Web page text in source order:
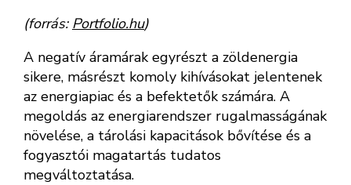
(forrás: Portfolio.hu)
A negatív áramárak egyrészt a zöldenergia
sikere, másrészt komoly kihívásokat jelentenek
az energiapiac és a befektetők számára. A
megoldás az energiarendszer rugalmasságának
növelése, a tárolási kapacitások bővítése és a
fogyasztói magatartás tudatos
megváltoztatása.